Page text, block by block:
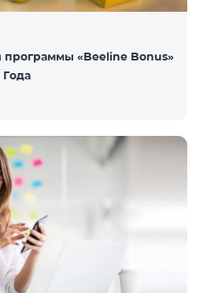
программы «Beeline Bonus»